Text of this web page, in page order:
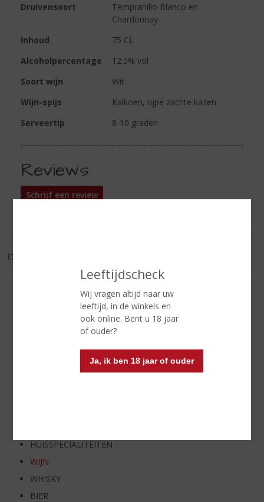
Leeftijdscheck
Wij vragen altijd naar uw
leeftijd, in de winkels en
ook online. Bent u 18 jaar
of ouder?
Ja, ik ben 18 jaar of ouder
Druivensoort
Tempranillo Blanco en
Chardonnay
Inhoud
75 CL
Alcoholpercentage
12.5% vol
Soort wijn
Wit
Wijn-spijs
Kalkoen, rijpe zachte kazen
Serveertip
8-10 graden
Reviews
Schrijf een review
EXCL. BTW
AANBIEDINGEN
WIJN VAN DE MAAND
WHISKY VAN DE MAAND
BIER VAN DE MAAND
SPIRIT VAN DE MAAND
HUISSPECIALITEITEN
WIJN
WHISKY
BIER